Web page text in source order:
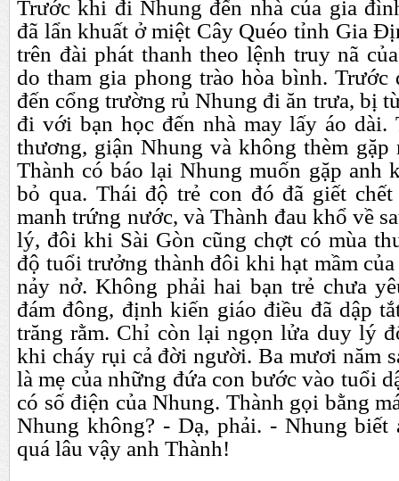
Trước khi đi Nhung đến nhà của gia
đã lẩn khuất ở miệt Cây Quéo tỉnh Gia
trên đài phát thanh theo lệnh truy nã
do tham gia phong trào hòa bình. Trước
đến cổng trường rủ Nhung đi ăn trưa, bị
đi với bạn học đến nhà may lấy áo dài.
thương, giận Nhung và không thèm gặp
Thành có báo lại Nhung muốn gặp anh
bỏ qua. Thái độ trẻ con đó đã giết
manh trứng nước, và Thành đau khổ về
lý, đôi khi Sài Gòn cũng chợt có mùa
độ tuổi trưởng thành đôi khi hạt mầm
nảy nở. Không phải hai bạn trẻ chưa
đám đông, định kiến giáo điều đã dập
trăng rằm. Chỉ còn lại ngọn lửa duy lý
khi cháy rụi cả đời người. Ba mươi năm
là mẹ của những đứa con bước vào tuổi
có số điện của Nhung. Thành gọi bằng
Nhung không? - Dạ, phải. - Nhung biết
quá lâu vậy anh Thành!